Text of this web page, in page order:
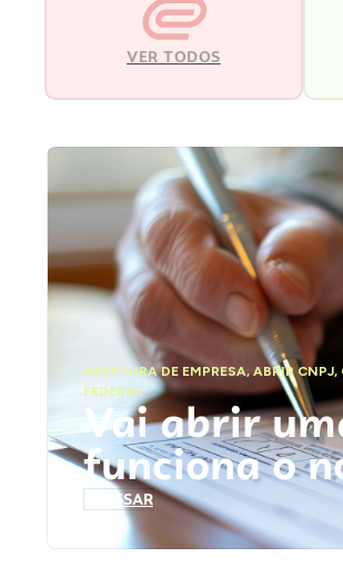
VER TODOS
ABERTURA DE EMPRESA,ABRIR CNPJ,
FEDERAL
Vai abrir
funciona o
ACESSAR